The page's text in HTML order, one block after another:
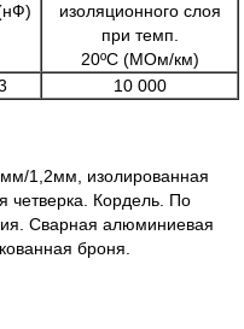
изоляционного слоя
при темп.
20ºС (МОм/км)
10 000
1,2мм, изолированная
четверка. Кордель. По
Сварная алюминиевая
броня.